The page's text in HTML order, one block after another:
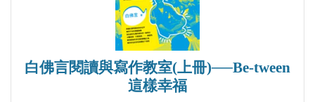
白佛言閱讀與寫作教室(上冊)──Be-tween
這樣幸福